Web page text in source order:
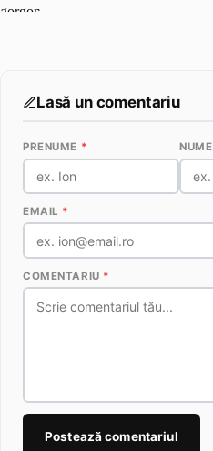
Lasă un comentariu
PRENUME * NUME
EMAIL *
COMENTARIU *
Postează comentariul